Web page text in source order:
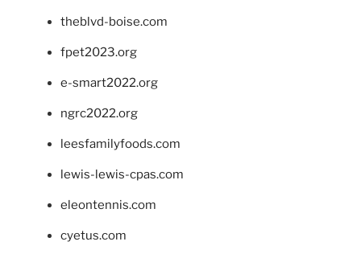
theblvd-boise.com
fpet2023.org
e-smart2022.org
ngrc2022.org
leesfamilyfoods.com
lewis-lewis-cpas.com
eleontennis.com
cyetus.com